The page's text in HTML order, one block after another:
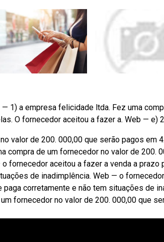
1) a empresa felicidade ltda. Fez uma
O fornecedor aceitou a fazer a. Web — e)
valor de 200. 000,00 que serão pagos em
compra de um fornecedor no valor de 200.
fornecedor aceitou a fazer a venda a
de inadimplência. Web — o
corretamente e não tem situações de
fornecedor no valor de 200. 000,00 que